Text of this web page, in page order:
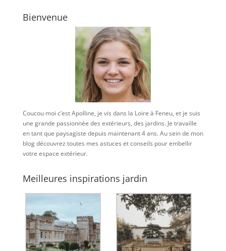
Bienvenue
Coucou moi c’est Apolline, je vis dans la Loire à Feneu, et je suis
une grande passionnée des extérieurs, des jardins. Je travaille
en tant que paysagiste depuis maintenant 4 ans. Au sein de mon
blog découvrez toutes mes astuces et conseils pour embellir
votre espace extérieur.
Meilleures inspirations jardin